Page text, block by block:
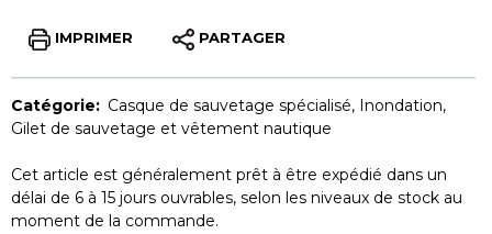
IMPRIMER PARTAGER
Catégorie: Casque de sauvetage spécialisé, Inondation,
Gilet de sauvetage et vêtement nautique
Cet article est généralement prêt à être expédié dans un
délai de 6 à 15 jours ouvrables, selon les niveaux de stock au
moment de la commande.